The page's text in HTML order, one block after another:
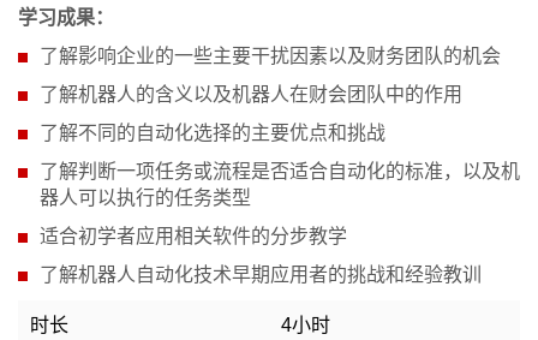
学习成果：
了解影响企业的一些主要干扰因素以及财务团队的机会
了解机器人的含义以及机器人在财会团队中的作用
了解不同的自动化选择的主要优点和挑战
了解判断一项任务或流程是否适合自动化的标准，以及机
器人可以执行的任务类型
适合初学者应用相关软件的分步教学
了解机器人自动化技术早期应用者的挑战和经验教训
时长 4小时